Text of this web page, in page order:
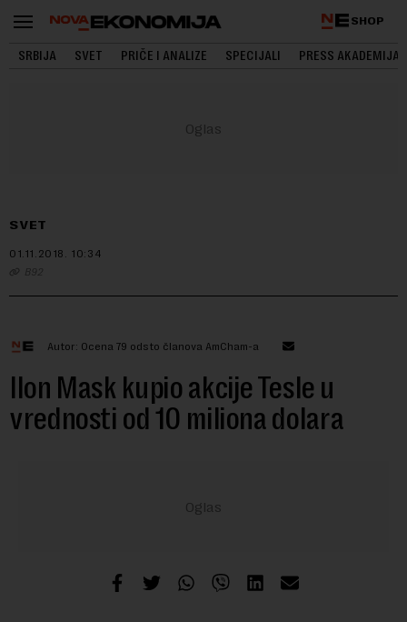
SHOP
SRBIJA SVET PRIČE I ANALIZE SPECIJALI PRESS AKADEMIJA
SVET
01.11.2018. 10:34
B92
Autor: Ocena 79 odsto članova AmCham-a
Ilon Mask kupio akcije Tesle u
vrednosti od 10 miliona dolara